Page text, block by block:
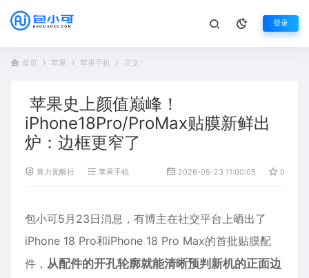
登录
首页 苹果 苹果手机 正文
苹果史上颜值巅峰！
iPhone18Pro/ProMax贴膜新鲜出
炉：边框更窄了
算力觉醒社 苹果手机 2026-05-23 11:00:05 0
包小可5月23日消息，有博主在社交平台上晒出了
iPhone 18 Pro和iPhone 18 Pro Max的首批贴膜配
件， 从配件的开孔轮廓就能清晰预判新机的正面边